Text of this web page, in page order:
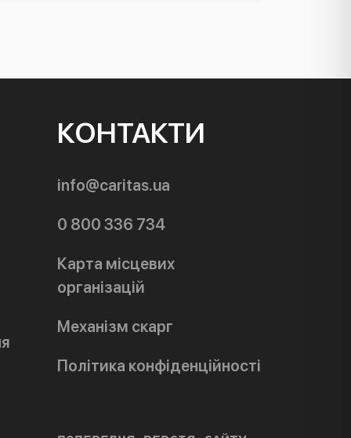
КОНТАКТИ
info@caritas.ua
0 800 336 734
Карта місцевих
організацій
Механізм скарг
Політика конфіденційності